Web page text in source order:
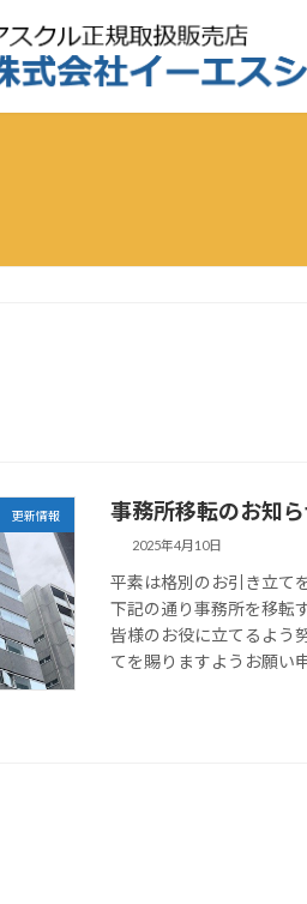
更新情報 事務所移転のお知
2025年4月10日
平素は格別のお引き立て
下記の通り事務所を移転
皆様のお役に立てるよう
てを賜りますようお願い